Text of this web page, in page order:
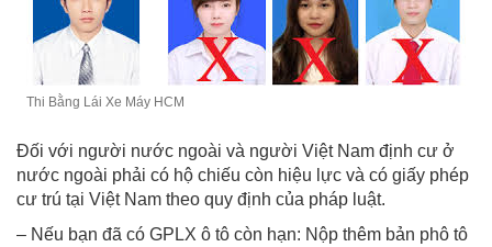
Thi Bằng Lái Xe Máy HCM
Đối với người nước ngoài và người Việt Nam định cư ở
nước ngoài phải có hộ chiếu còn hiệu lực và có giấy phép
cư trú tại Việt Nam theo quy định của pháp luật.
– Nếu bạn đã có GPLX ô tô còn hạn: Nộp thêm bản phô tô